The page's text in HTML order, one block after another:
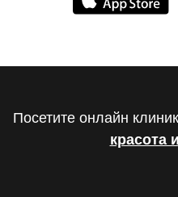
Посетите онлайн
красота